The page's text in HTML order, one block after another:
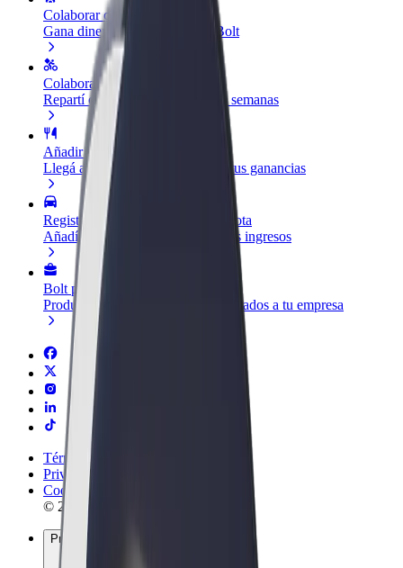
Colaborar como conductor
Gana dinero colaborando con Bolt
Colaborar como repartidor
Repartí comida y cobrá todas las semanas
Añadir un restaurante o tienda
Llegá a más clientes y maximizá tus ganancias
Registrarse como propietario de flota
Añadí tu flota a Bolt y potenciá tus ingresos
Bolt para empresas
Productos y servicios de Bolt adaptados a tu empresa
Términos y Condiciones
Privacidad
Cookies
© 2026 Bolt Technology OÜ
Productos